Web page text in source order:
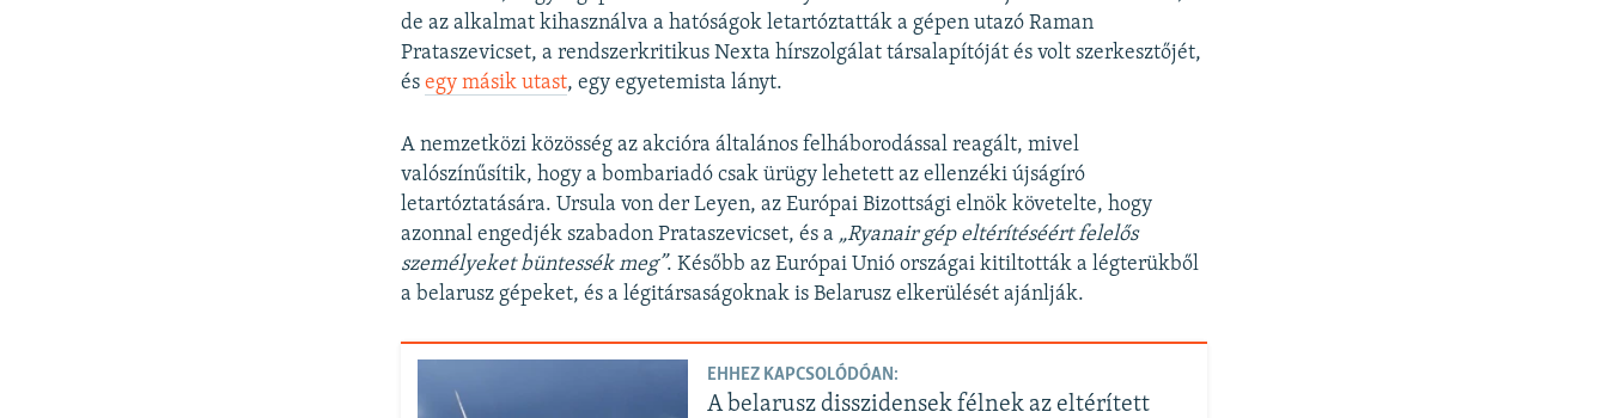
720p 1080p
de az alkalmat kihasználva a hatóságok letartóztatták a gépen utazó Raman
Prataszevicset, a rendszerkritikus Nexta hírszolgálat társalapítóját és volt szerkesztőjét,
ésegy másik utast, egy egyetemista lányt.
A nemzetközi közösség az akcióra általános felháborodással reagált, mivel
valószínűsítik, hogy a bombariadó csak ürügy lehetett az ellenzéki újságíró
letartóztatására. Ursula von der Leyen, az Európai Bizottsági elnök követelte, hogy
azonnal engedjék szabadon Prataszevicset, és a „Ryanair gép eltérítéséért felelős
személyeket büntessék meg”. Később az Európai Unió országai kitiltották a légterükből
a belarusz gépeket, és a légitársaságoknak is Belarusz elkerülését ajánlják.
EHHEZ KAPCSOLÓDÓAN:
A belarusz disszidensek félnek az eltérített